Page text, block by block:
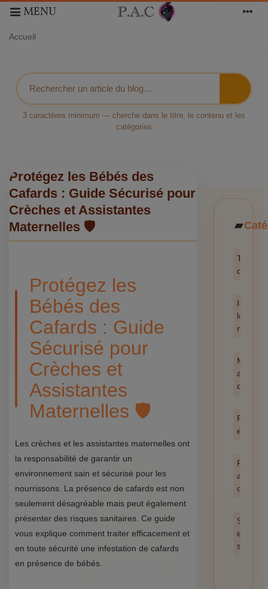
MENU
Accueil
3 caractères minimum — cherche dans le titre, le contenu et les
catégories
Protégez les Bébés des
Cafards : Guide Sécurisé pour
Crèches et Assistantes
Maternelles 🛡️
Protégez les
Bébés des
Cafards : Guide
Sécurisé pour
Crèches et
Assistantes
Maternelles 🛡️
Les crèches et les assistantes maternelles ont
la responsabilité de garantir un
environnement sain et sécurisé pour les
nourrissons. La présence de cafards est non
seulement désagréable mais peut également
présenter des risques sanitaires. Ce guide
vous explique comment traiter efficacement et
en toute sécurité une infestation de cafards
en présence de bébés.
Toutes
les
anti-
cafards
et
Produit
anti
cafards
Santé
et
sécurité